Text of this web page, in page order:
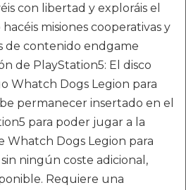
con libertad y exploráis el
misiones cooperativas y
de contenido endgame
de PlayStation5: El disco
Whatch Dogs Legion para
permanecer insertado en el
para poder jugar a la
Whatch Dogs Legion para
ningún coste adicional,
Requiere una